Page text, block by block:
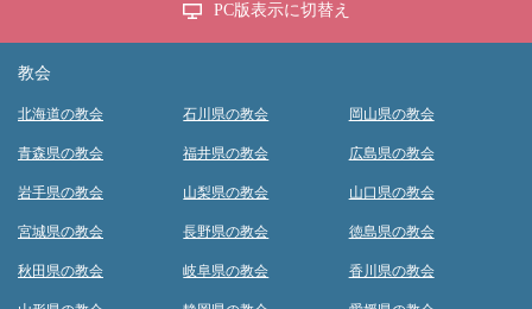
PC版表示に切替え
教会
北海道の教会
青森県の教会
岩手県の教会
宮城県の教会
秋田県の教会
石川県の教会
福井県の教会
山梨県の教会
長野県の教会
岐阜県の教会
岡山県の教会
広島県の教会
山口県の教会
徳島県の教会
香川県の教会